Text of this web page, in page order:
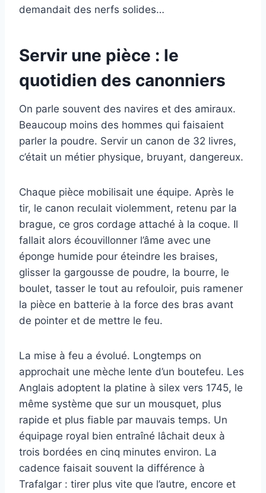
demandait des nerfs solides…
Servir une pièce : le
quotidien des canonniers
On parle souvent des navires et des amiraux.
Beaucoup moins des hommes qui faisaient
parler la poudre. Servir un canon de 32 livres,
c’était un métier physique, bruyant, dangereux.
Chaque pièce mobilisait une équipe. Après le
tir, le canon reculait violemment, retenu par la
brague, ce gros cordage attaché à la coque. Il
fallait alors écouvillonner l’âme avec une
éponge humide pour éteindre les braises,
glisser la gargousse de poudre, la bourre, le
boulet, tasser le tout au refouloir, puis ramener
la pièce en batterie à la force des bras avant
de pointer et de mettre le feu.
La mise à feu a évolué. Longtemps on
approchait une mèche lente d’un boutefeu. Les
Anglais adoptent la platine à silex vers 1745, le
même système que sur un mousquet, plus
rapide et plus fiable par mauvais temps. Un
équipage royal bien entraîné lâchait deux à
trois bordées en cinq minutes environ. La
cadence faisait souvent la différence à
Trafalgar : tirer plus vite que l’autre, encore et